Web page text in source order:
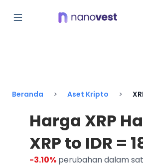
Beranda Aset Kripto
Harga XRP
XRP to IDR =
-3.10% perubahan dalam